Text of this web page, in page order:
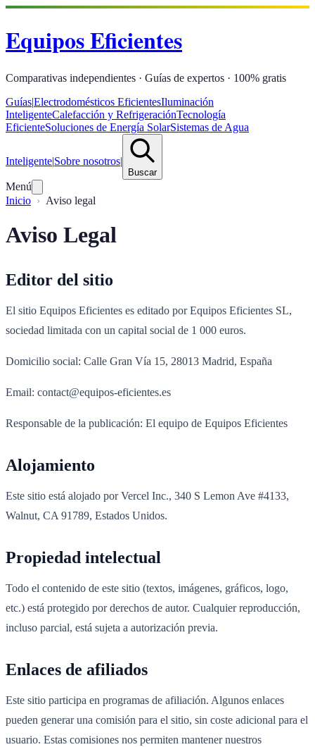
Equipos Eficientes
Comparativas independientes · Guías de expertos · 100% gratis
Guías|Electrodomésticos EficientesIluminación
InteligenteCalefacción y RefrigeraciónTecnología
EficienteSoluciones de Energía SolarSistemas de Agua
Inteligente|Sobre nosotros|
Buscar
Menú
Inicio
Aviso legal
Aviso Legal
Editor del sitio
El sitio Equipos Eficientes es editado por Equipos Eficientes SL,
sociedad limitada con un capital social de 1 000 euros.
Domicilio social: Calle Gran Vía 15, 28013 Madrid, España
Email: contact@equipos-eficientes.es
Responsable de la publicación: El equipo de Equipos Eficientes
Alojamiento
Este sitio está alojado por Vercel Inc., 340 S Lemon Ave #4133,
Walnut, CA 91789, Estados Unidos.
Propiedad intelectual
Todo el contenido de este sitio (textos, imágenes, gráficos, logo,
etc.) está protegido por derechos de autor. Cualquier reproducción,
incluso parcial, está sujeta a autorización previa.
Enlaces de afiliados
Este sitio participa en programas de afiliación. Algunos enlaces
pueden generar una comisión para el sitio, sin coste adicional para el
usuario. Estas comisiones nos permiten mantener nuestros